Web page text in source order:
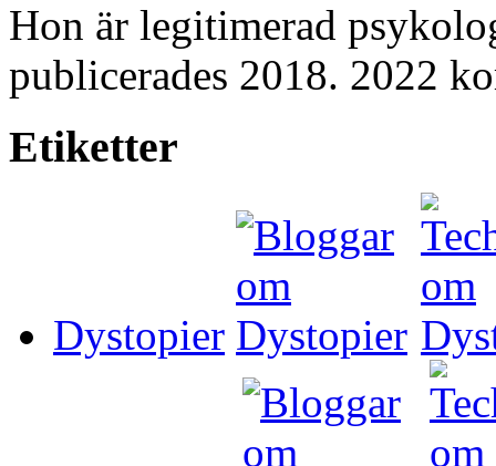
Hon är legitimerad
publicerades 2018. 2022
Etiketter
Dystopier